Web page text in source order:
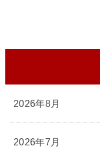
2026年8月
2026年7月